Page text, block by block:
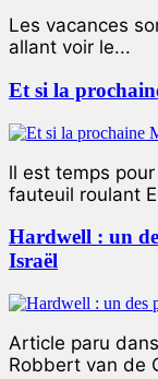
Les vacances
allant voir le...
Et si la
ll est temps
fauteuil roulant
Hardwell : un
Israël
Article paru
Robbert van de